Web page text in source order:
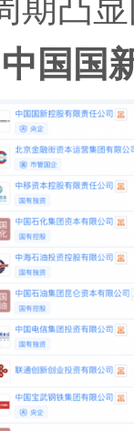
凸显
中国国